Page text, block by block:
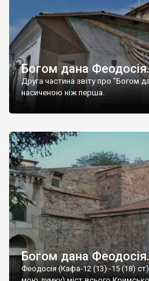
Богом дана
Друга частина звіту про "Богом
насиченою ніж перша.
Богом дана
Феодосія (Кафа-12 (13) -15 (18)